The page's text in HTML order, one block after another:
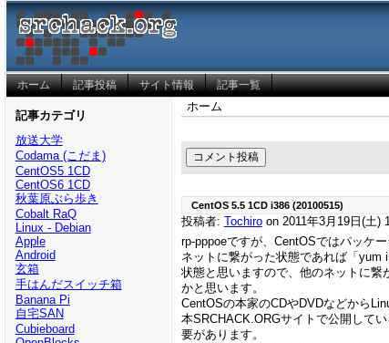
ホーム 記事投稿 サイト情報 記事一覧
記事カテゴリ
放送大学
Codama (こだま)
CentOS5 1CD
CentOS6 1CD
秋葉原ぶら歩き
Cobalt RaQ
Linux - Debian
Apple
Android
玄箱
手はんだスイッチ箱
Banana Pi
自宅SAN
Cubieboard
ホーム
CentOS 5.5 1CD i386 (20100515)
投稿者: Tochiroon 2011年3月19日(土)
rp-pppoeですが、CentOSではパッケ
ネットに繋がった状態であれば「yum
状態と思いますので、他のネットに
かと思います。
CentOSの本家のCDやDVDなどから
本SRCHACK.ORGサイトで公開して
要があります。